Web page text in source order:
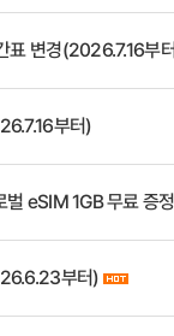
표 변경(2026.7.16부
부터)
eSIM 1GB 무료 증
부터)